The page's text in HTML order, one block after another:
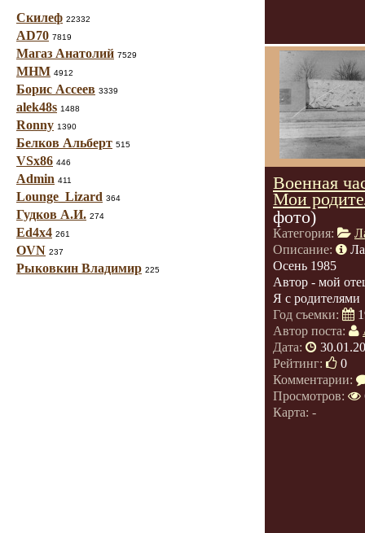
Скилеф 22332
AD70 7819
Магаз Анатолий 7529
МНМ 4912
Борис Ассеев 3339
alek48s 1488
Ronny 1390
Белков Альберт 515
VSx86 446
Admin 411
Lounge_Lizard 364
Гудков А.И. 274
Ed4x4 261
OVN 237
Рыковкин Владимир 225
Военная
Мои
фото)
Категория:
Описание:
Осень 1985
Автор - мой
Я с родителями
Год съемки:
Автор поста:
Дата:
Рейтинг:
0
Комментарии:
Просмотров:
Карта: -